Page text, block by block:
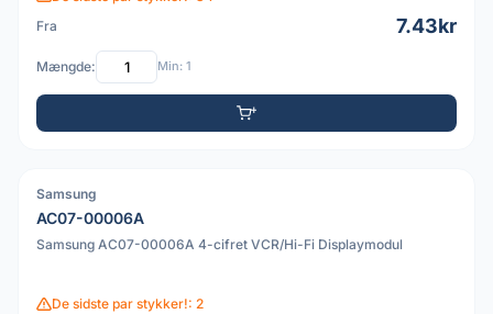
Fra
7.43kr
Mængde: Min: 1
Samsung
AC07-00006A
Samsung AC07-00006A 4-cifret VCR/Hi-Fi Displaymodul
De sidste par stykker!: 2